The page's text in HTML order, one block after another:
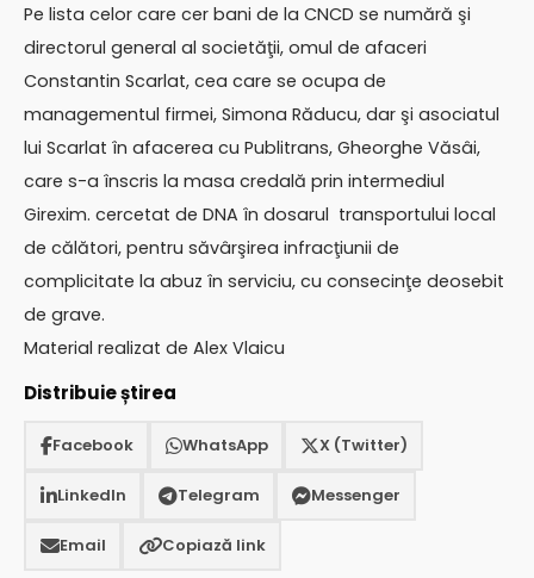
Pe lista celor care cer bani de la CNCD se numără şi
directorul general al societăţii, omul de afaceri
Constantin Scarlat, cea care se ocupa de
managementul firmei, Simona Răducu, dar şi asociatul
lui Scarlat în afacerea cu Publitrans, Gheorghe Văsâi,
care s-a înscris la masa credală prin intermediul
Girexim. cercetat de DNA în dosarul transportului local
de călători, pentru săvârşirea infracţiunii de
complicitate la abuz în serviciu, cu consecinţe deosebit
de grave.
Material realizat de Alex Vlaicu
Distribuie știrea
Facebook WhatsApp X (Twitter)
LinkedIn Telegram Messenger
Email Copiază link